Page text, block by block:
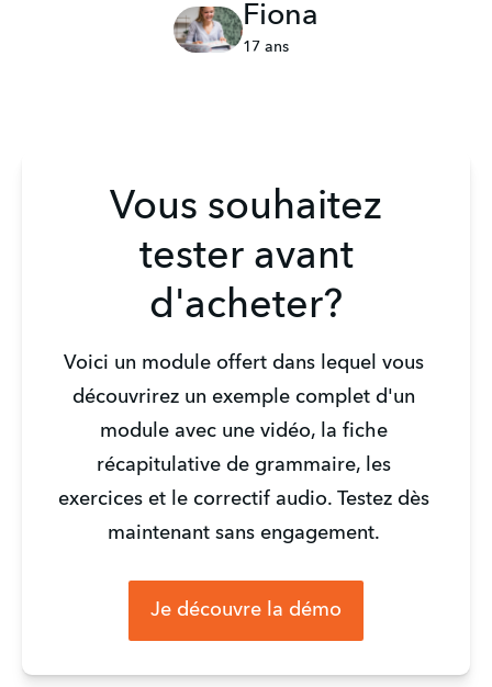
Fiona
17 ans
Vous souhaitez
tester avant
d'acheter?
Voici un module offert dans lequel vous
découvrirez un exemple complet d'un
module avec une vidéo, la fiche
récapitulative de grammaire, les
exercices et le correctif audio. Testez dès
maintenant sans engagement.
Je découvre la démo